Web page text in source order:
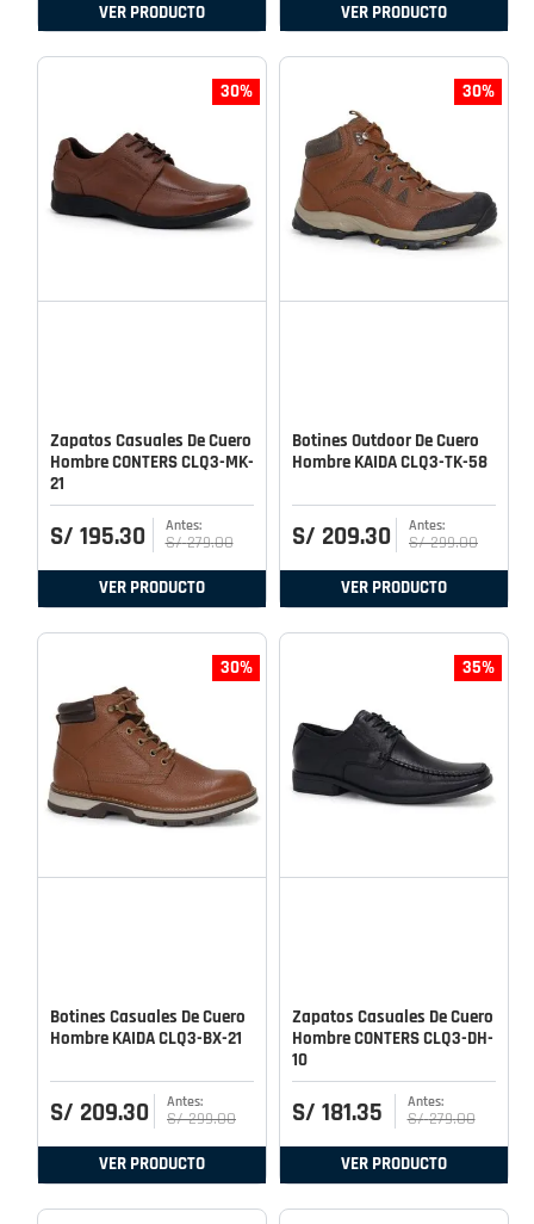
VER PRODUCTO VER PRODUCTO
30%
Zapatos Casuales De Cuero
Hombre CONTERS CLQ3-MK-
21
S/ 195.30 S/ 279.00
VER PRODUCTO
30%
Botines Outdoor De Cuero
Hombre KAIDA CLQ3-TK-58
S/ 209.30 S/ 299.00
VER PRODUCTO
30%
Botines Casuales De Cuero
Hombre KAIDA CLQ3-BX-21
S/ 209.30 S/ 299.00
VER PRODUCTO
35%
Zapatos Casuales De Cuero
Hombre CONTERS CLQ3-DH-
10
S/ 181.35 S/ 279.00
VER PRODUCTO